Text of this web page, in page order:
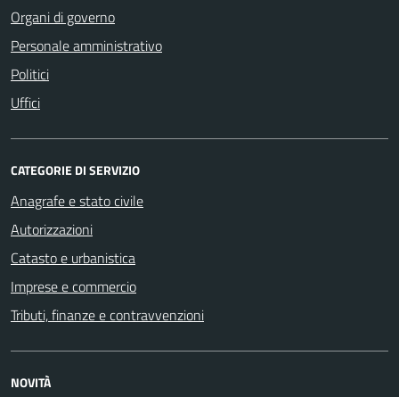
Organi di governo
Personale amministrativo
Politici
Uffici
CATEGORIE DI SERVIZIO
Anagrafe e stato civile
Autorizzazioni
Catasto e urbanistica
Imprese e commercio
Tributi, finanze e contravvenzioni
NOVITÀ